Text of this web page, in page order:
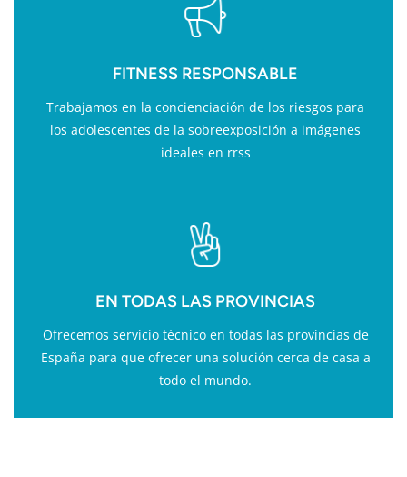
FITNESS RESPONSABLE
Trabajamos en la concienciación de los riesgos para
los adolescentes de la sobreexposición a imágenes
ideales en rrss
EN TODAS LAS PROVINCIAS
Ofrecemos servicio técnico en todas las provincias de
España para que ofrecer una solución cerca de casa a
todo el mundo.